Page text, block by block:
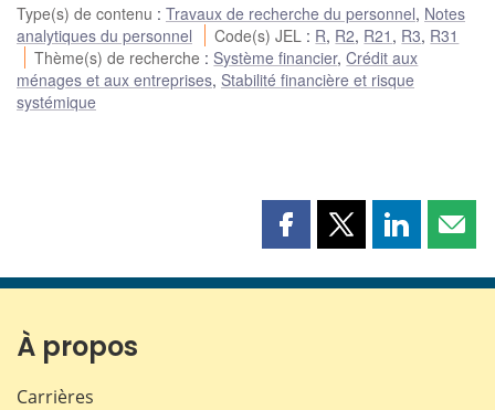
Type(s) de contenu : Travaux de recherche du personnel, Notes
analytiques du personnel
Code(s) JEL : R, R2, R21 , R3, R31
Thème(s) de recherche : Système financier,Crédit aux
ménages et aux entreprises, Stabilité financière et risque
systémique
Partager
page
Partager
page
Partager
page page
À propos
Carrières